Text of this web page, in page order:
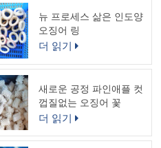
뉴 프로세스 삶은 인도양
오징어 링
더 읽기
새로운 공정 파인애플 컷
껍질없는 오징어 꽃
더 읽기